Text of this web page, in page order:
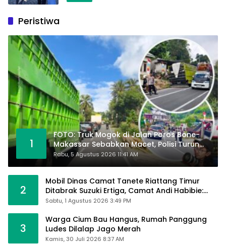
Peristiwa
1
FOTO: Truk Mogok di Jalan Poros Bone-
Makassar Sebabkan Macet, Polisi Turun
Tangan
Rabu, 5 Agustus 2026 11:41 AM
2
Mobil Dinas Camat Tanete Riattang Timur
Ditabrak Suzuki Ertiga, Camat Andi Habibie:
Alhamdulillah Saya Baik-Baik Saja
Sabtu, 1 Agustus 2026 3:49 PM
3
Warga Cium Bau Hangus, Rumah Panggung
Ludes Dilalap Jago Merah
Kamis, 30 Juli 2026 8:37 AM